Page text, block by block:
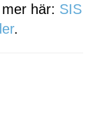
här: SIS
.